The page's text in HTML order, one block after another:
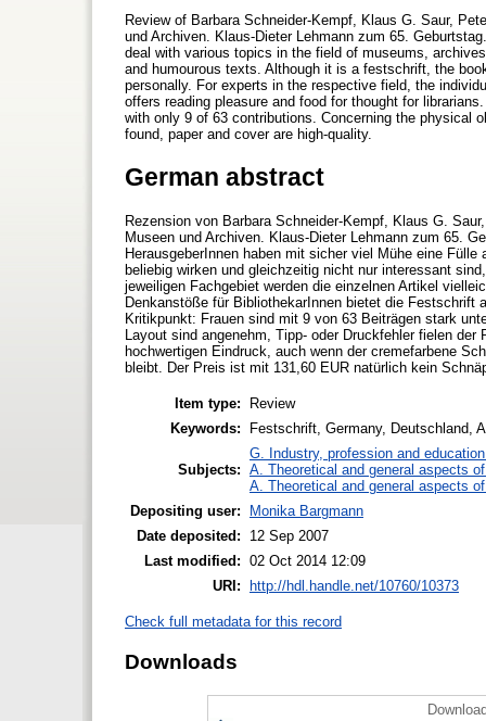
Review of Barbara Schneider-Kempf, Klaus G. Saur,
und Archiven. Klaus-Dieter Lehmann zum 65.
deal with various topics in the field of museums,
and humourous texts. Although it is a festschrift, the
personally. For experts in the respective field, the
offers reading pleasure and food for thought for
with only 9 of 63 contributions. Concerning the physical
found, paper and cover are high-quality.
German abstract
Rezension von Barbara Schneider-Kempf, Klaus G.
Museen und Archiven. Klaus-Dieter Lehmann zum 65.
HerausgeberInnen haben mit sicher viel Mühe eine
beliebig wirken und gleichzeitig nicht nur interessant
jeweiligen Fachgebiet werden die einzelnen Artikel
Denkanstöße für BibliothekarInnen bietet die Festschrift
Kritikpunkt: Frauen sind mit 9 von 63 Beiträgen stark
Layout sind angenehm, Tipp- oder Druckfehler fielen
hochwertigen Eindruck, auch wenn der cremefarbene
bleibt. Der Preis ist mit 131,60 EUR natürlich kein
Item type:
Review
Keywords:
Festschrift, Germany, Deutschland,
Subjects:
G. Industry, profession and
A. Theoretical and general aspects
A. Theoretical and general aspects
Depositing user:
Monika Bargmann
Date deposited:
12 Sep 2007
Last modified: 02 Oct 2014 12:09
URI:
http://hdl.handle.net/10760/10373
Check full metadata for this record
Downloads